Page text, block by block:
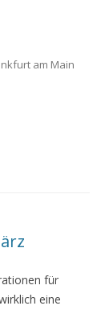
am Main
für
eine